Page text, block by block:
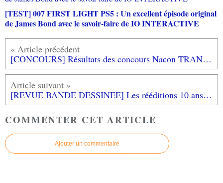
[TEST] 007 FIRST LIGHT PS5 : Un excellent épisode original
de James Bond avec le savoir-faire de IO INTERACTIVE
[CONCOURS] Résultats des concours Nacon TRANSPORT FEVER 2 CONSOLE EDITION et CLASH ARTIFACTS OF CHAOS
[REVUE BANDE DESSINEE] Les rééditions 10 ans RUE DES SEVRES
COMMENTER CET ARTICLE
Ajouter un commentaire